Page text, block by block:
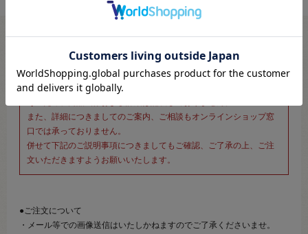
※新宿オカダヤ本店お取り扱い商品のご注文専用ページです※
こちらのページは、店頭にてあらかじめ商品詳細および商品コード
をご確認いただいた上でご注文いただけるページです。
また、詳細につきましてのご案内、ご相談もオンラインショップ窓
口では承っておりません。
併せて下記のご説明事項につきましてもご確認、ご了承の上、ご注
文いただきますようお願いいたします。
●ご注文について
・メール等での画像送信はいたしかねますのでご了承くださいませ。